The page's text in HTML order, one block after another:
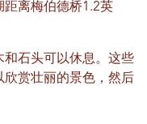
距离梅伯德桥1.2英
石头可以休息。这些
赏壮丽的景色，然后